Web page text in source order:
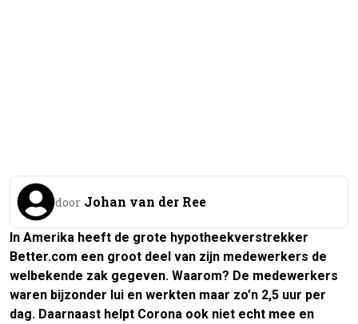
door Johan van der Ree
In Amerika heeft de grote hypotheekverstrekker
Better.com een groot deel van zijn medewerkers de
welbekende zak gegeven. Waarom? De medewerkers
waren bijzonder lui en werkten maar zo’n 2,5 uur per
dag. Daarnaast helpt Corona ook niet echt mee en